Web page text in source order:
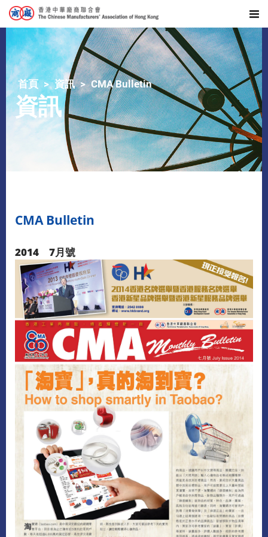
首頁 資訊 CMA Bulletin
資訊
CMA Bulletin
2014 7月號